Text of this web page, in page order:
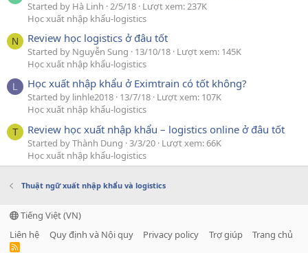
Started by Hà Linh 2/5/18 Lượt xem: 237K
Học xuất nhập khẩu-logistics
N Review học logistics ở đâu tốt
Started by Nguyễn Sung 13/10/18 Lượt xem: 145K
Học xuất nhập khẩu-logistics
L Học xuất nhập khẩu ở Eximtrain có tốt không?
Started by linhle2018 13/7/18 Lượt xem: 107K
Học xuất nhập khẩu-logistics
T Review học xuất nhập khẩu – logistics online ở đâu tốt
Started by Thành Dung 3/3/20 Lượt xem: 66K
Học xuất nhập khẩu-logistics
Thuật ngữ xuất nhập khẩu và logistics
Tiếng Việt (VN)
Liên hệ
Quy định và Nội quy Privacy policy Trợ giúp Trang chủ
R